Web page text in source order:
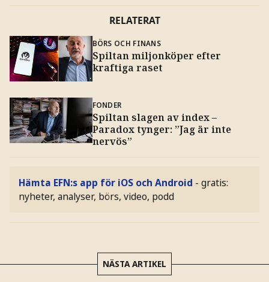
RELATERAT
BÖRS OCH FINANS
Spiltan miljonköper efter
kraftiga raset
FONDER
Spiltan slagen av index –
Paradox tynger: ”Jag är inte
nervös”
Hämta EFN:s app för iOS och Android - gratis:
nyheter, analyser, börs, video, podd
NÄSTA ARTIKEL